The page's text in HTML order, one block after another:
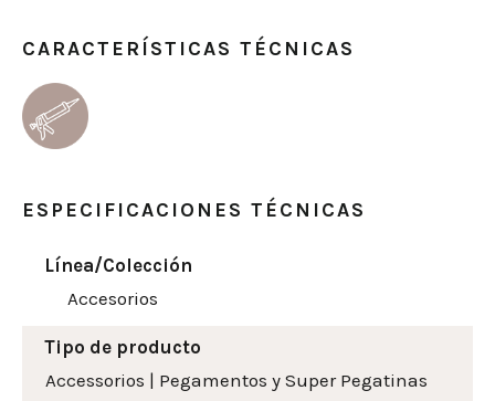
CARACTERÍSTICAS TÉCNICAS
ESPECIFICACIONES TÉCNICAS
Línea/Colección
Accesorios
Tipo de producto
Accessorios | Pegamentos y Super Pegatinas